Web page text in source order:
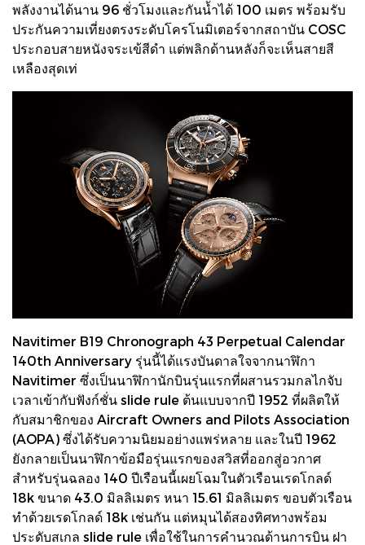
พลังงานได้นาน 96 ชั่วโมงและกันน้ำได้ 100 เมตร พร้อมรับ
ประกันความเที่ยงตรงระดับโครโนมิเตอร์จากสถาบัน COSC
ประกอบสายหนังจระเข้สีดำ แต่พลิกด้านหลังก็จะเห็นสายสี
เหลืองสุดเท่
Navitimer B19 Chronograph 43 Perpetual Calendar
140th Anniversary รุ่นนี้ได้แรงบันดาลใจจากนาฬิกา
Navitimer ซึ่งเป็นนาฬิกานักบินรุ่นแรกที่ผสานรวมกลไกจับ
เวลาเข้ากับฟังก์ชั่น slide rule ต้นแบบจากปี 1952 ที่ผลิตให้
กับสมาชิกของ Aircraft Owners and Pilots Association
(AOPA) ซึ่งได้รับความนิยมอย่างแพร่หลาย และในปี 1962
ยังกลายเป็นนาฬิกาข้อมือรุ่นแรกของสวิสที่ออกสู่อวกาศ
สำหรับรุ่นฉลอง 140 ปีเรือนนี้เผยโฉมในตัวเรือนเรดโกลด์
18k ขนาด 43.0 มิลลิเมตร หนา 15.61 มิลลิเมตร ขอบตัวเรือน
ทำด้วยเรดโกลด์ 18k เช่นกัน แต่หมุนได้สองทิศทางพร้อม
ประดับสเกล slide rule เพื่อใช้ในการคำนวณด้านการบิน ฝา